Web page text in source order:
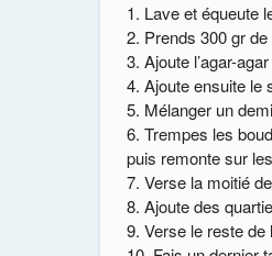
Lave et équeute
Prends 300 gr
Ajoute l’agar-
Ajoute ensuite le
Mélanger un
Trempes les
puis remonte sur
Verse la moitié
Ajoute des
Verse le reste de